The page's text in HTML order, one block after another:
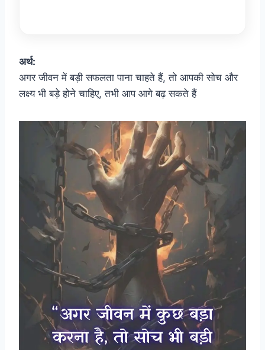
अर्थ:
अगर जीवन में बड़ी सफलता पाना चाहते हैं, तो आपकी सोच और
लक्ष्य भी बड़े होने चाहिए, तभी आप आगे बढ़ सकते हैं